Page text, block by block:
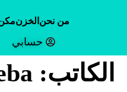
من نحن الخزن
حسابي
الكاتب: